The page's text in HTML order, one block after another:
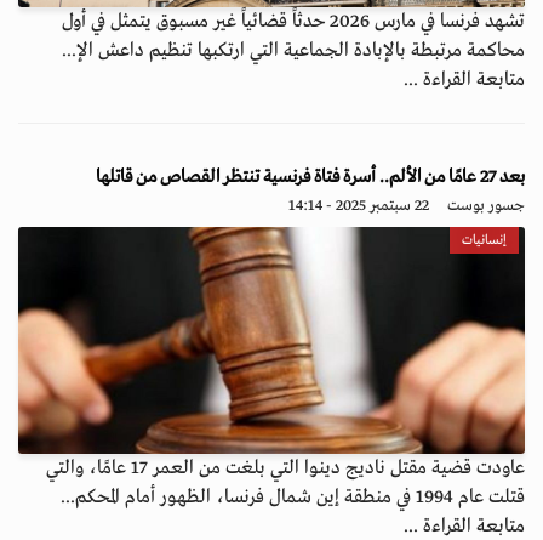
تشهد فرنسا في مارس 2026 حدثاً قضائياً غير مسبوق يتمثل في أول
محاكمة مرتبطة بالإبادة الجماعية التي ارتكبها تنظيم داعش الإ...
متابعة القراءة ...
بعد 27 عامًا من الألم.. أسرة فتاة فرنسية تنتظر القصاص من قاتلها
جسور بوست 22 سبتمبر 2025 - 14:14
إنسانيات
عاودت قضية مقتل ناديج دينوا التي بلغت من العمر 17 عامًا، والتي
قتلت عام 1994 في منطقة إين شمال فرنسا، الظهور أمام المحكم...
متابعة القراءة ...